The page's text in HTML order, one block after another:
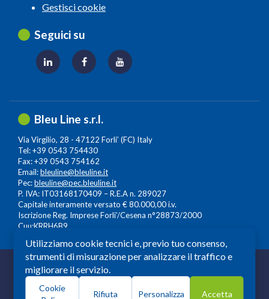
Gestisci cookie
Seguici su
Bleu Line s.r.l.
Via Virgilio, 28 - 47122 Forli’ (FC) Italy
Tel: +39 0543 754430
Fax: +39 0543 754162
Email:bleuline@bleuline.it
Pec:bleuline@pec.bleuline.it
P. IVA: IT03168170409 – R.E.A n. 289027
Capitale interamente versato € 80.000,00 i.v.
Iscrizione Reg. Imprese Forli’/Cesena n°28873/2000
Cuu:KRRH6B9
© 2026 Copyright: Bleuline s.r.l. - All Rights Reserved
Società a Socio Unico soggetta alla Direzione e
Coordinamento diLeonardo Lifescience Group S.p.A.
Utilizziamo cookie tecnici e, previo tuo consenso,
strumenti di misurazione per analizzare il traffico e
migliorare il servizio.
Cookie
Rifiuta Personalizza Accetta